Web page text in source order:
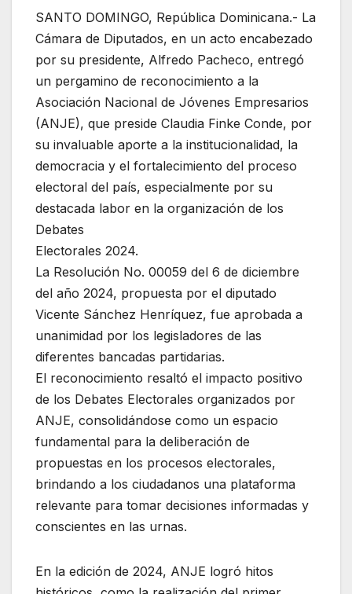
SANTO DOMINGO, República Dominicana.- La
Cámara de Diputados, en un acto encabezado
por su presidente, Alfredo Pacheco, entregó
un pergamino de reconocimiento a la
Asociación Nacional de Jóvenes Empresarios
(ANJE), que preside Claudia Finke Conde, por
su invaluable aporte a la institucionalidad, la
democracia y el fortalecimiento del proceso
electoral del país, especialmente por su
destacada labor en la organización de los
Debates
Electorales 2024.
La Resolución No. 00059 del 6 de diciembre
del año 2024, propuesta por el diputado
Vicente Sánchez Henríquez, fue aprobada a
unanimidad por los legisladores de las
diferentes bancadas partidarias.
El reconocimiento resaltó el impacto positivo
de los Debates Electorales organizados por
ANJE, consolidándose como un espacio
fundamental para la deliberación de
propuestas en los procesos electorales,
brindando a los ciudadanos una plataforma
relevante para tomar decisiones informadas y
conscientes en las urnas.
En la edición de 2024, ANJE logró hitos